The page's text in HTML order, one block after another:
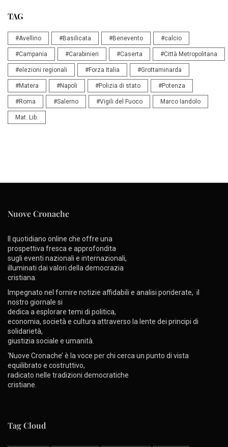
TAG
#Avellino #Basilicata #Benevento #calcio
#Campania #Carabinieri #Caserta #Città Metropolitana
#elezioni regionali #Forza Italia #Grottaminarda
#Matera #Napoli #Polizia di stato #Potenza
#Roma #Salerno #Vigili del Fuoco Marco Iandolo
Mat. Lib.
Nuove Cronache
Il quotidiano online che offre una
prospettiva fresca e approfondita
sugli eventi nazionali e internazionali,
illuminati dai valori della democrazia
cristiana.
Impegnato nel fornire notizie affidabili e analisi ponderate, il
nostro giornale si
dedica a esplorare temi di politica,
economia, società e cultura attraverso la lente dei principi di
solidarietà,
giustizia sociale e umanità.
‘Nuove Cronache’ è la voce per chi cerca un punto di vista
equilibrato e costruttivo,
radicato nelle tradizioni democratiche
cristiane.
Tag Cloud